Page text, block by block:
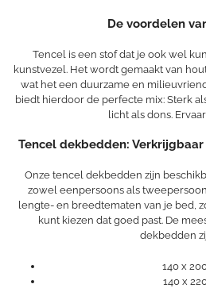
De voordelen
Tencel is een stof dat je ook wel
kunstvezel. Het wordt gemaakt van
wat het een duurzame en
biedt hierdoor de perfecte mix: Sterk
licht als dons.
Tencel dekbedden:
Onze tencel dekbedden zijn
zowel eenpersoons als
lengte- en breedtematen van je bed,
kunt kiezen dat goed past. De
dekbedden
140 x
140 x